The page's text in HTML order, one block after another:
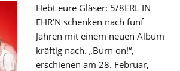
Hebt eure Gläser: 5/8ERL IN
EHR’N schenken nach fünf
Jahren mit einem neuen Album
kräftig nach. „Burn on!“,
erschienen am 28. Februar,